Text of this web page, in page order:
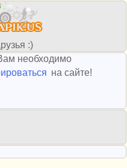
:)
необходимо
на сайте!